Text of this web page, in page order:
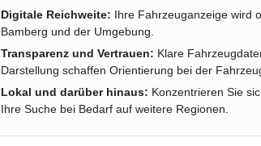
Digitale Reichweite: Ihre Fahrzeuganzeige wird
Bamberg und der Umgebung.
Transparenz und Vertrauen: Klare
Darstellung schaffen Orientierung bei der
Lokal und darüber hinaus: Konzentrieren Sie
Ihre Suche bei Bedarf auf weitere Regionen.